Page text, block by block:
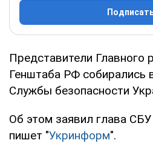
Представители Главного
Генштаба РФ собирались
Службы безопасности
Об этом заявил глава
пишет "Укринформ".